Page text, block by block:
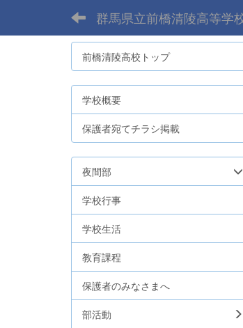
群馬県立前橋清陵高等学
前橋清陵高校トップ
学校概要
保護者宛てチラシ掲載
夜間部
学校行事
学校生活
教育課程
保護者のみなさまへ
部活動